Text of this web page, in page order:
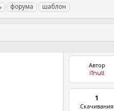
форума шаблон
Автор
iTnull
1
Скачивания